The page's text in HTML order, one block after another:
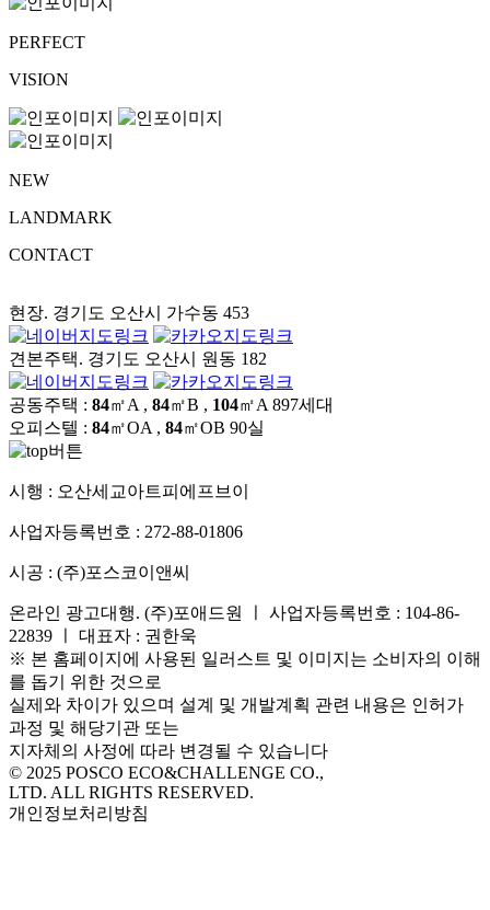
PERFECT
VISION
NEW
LANDMARK
CONTACT
현장. 경기도 오산시 가수동 453
견본주택. 경기도 오산시 원동 182
공동주택 : 84㎡A , 84㎡B , 104㎡A897세대
오피스텔 : 84㎡OA , 84㎡OB 90실
시행 : 오산세교아트피에프브이
사업자등록번호 : 272-88-01806
시공 : (주)포스코이앤씨
온라인 광고대행. (주)포애드원 ㅣ 사업자등록번호 : 104-86-
22839 ㅣ 대표자 : 권한욱
※ 본 홈페이지에 사용된 일러스트 및 이미지는 소비자의 이해
를 돕기 위한 것으로
실제와 차이가 있으며 설계 및 개발계획 관련 내용은 인허가
과정 및 해당기관 또는
지자체의 사정에 따라 변경될 수 있습니다
© 2025 POSCO ECO&CHALLENGE CO.,
LTD. ALL RIGHTS RESERVED.
개인정보처리방침